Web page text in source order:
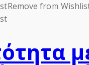
Remove from